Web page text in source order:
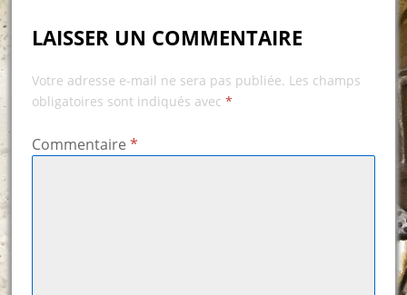
LAISSER UN COMMENTAIRE
Votre adresse e-mail ne sera pas publiée. Les champs
obligatoires sont indiqués avec *
Commentaire *